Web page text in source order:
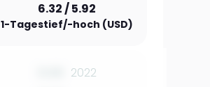
6.32 / 5.92
1-Tagestief/-hoch (USD)
2022